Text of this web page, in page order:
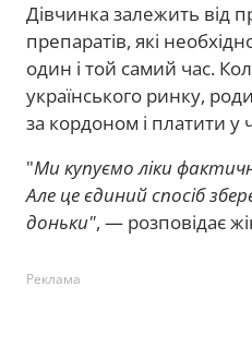
Дівчинка залежить від
препаратів, які
один і той самий час.
українського ринку,
за кордоном і платити у
"Ми купуємо ліки
Але це єдиний спосіб
доньки", — розповідає
Реклама